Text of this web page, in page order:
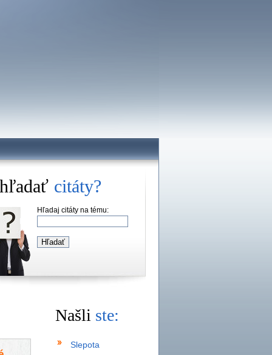
citáty?
Hľadaj citáty na tému:
Našli ste:
Slepota